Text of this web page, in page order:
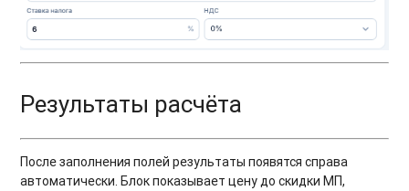
Результаты расчёта
После заполнения полей результаты появятся справа
автоматически. Блок показывает цену до скидки МП,